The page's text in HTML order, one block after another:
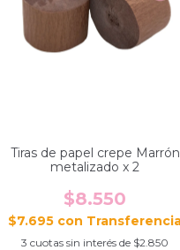
Tiras de papel crepe Marrón
metalizado x 2
$8.550
$7.695 con
3 cuotas sin interés de $2.850